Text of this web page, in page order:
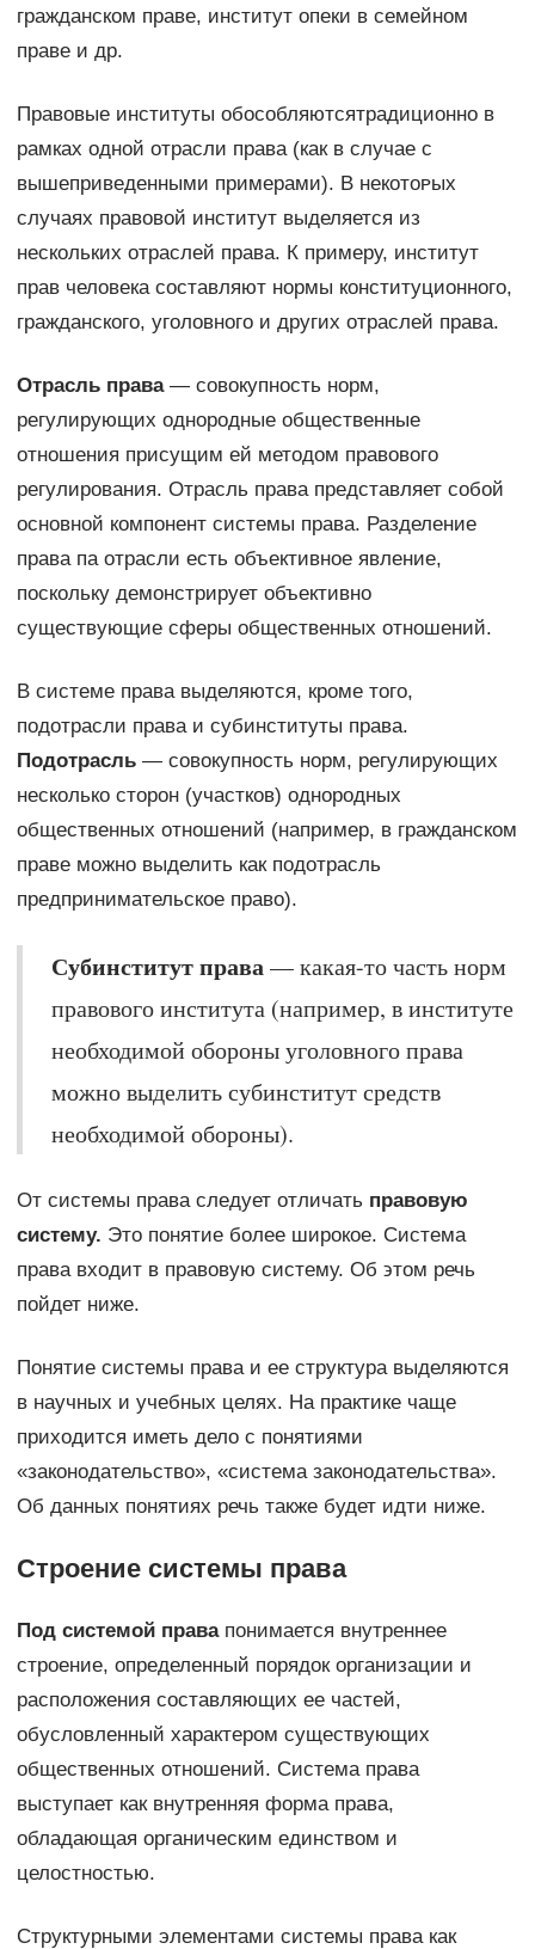
гражданском праве, институт опеки в семейном
праве и др.
Правовые институты обособляютсятрадиционно в
рамках одной отрасли права (как в случае с
вышеприведенными примерами). В некᴏᴛᴏᴩых
случаях правовой институт выделяется из
нескольких отраслей права. К примеру, институт
прав человека составляют нормы конституционного,
гражданского, уголовного и других отраслей права.
Отрасль права— совокупность норм,
регулирующих однородные общественные
отношения присущим ей методом правового
регулирования. Отрасль права представляет собой
основной компонент системы права. Разделение
права па отрасли есть объективное явление,
поскольку демонстрирует объективно
существующие сферы общественных отношений.
В системе права выделяются, кроме того,
подотрасли права и субинституты права.
Подотрасль— совокупность норм, регулирующих
несколько сторон (участков) однородных
общественных отношений (например, в гражданском
праве можно выделить как подотрасль
предпринимательское право).
Субинститут права— какая-то часть норм
правового института (например, в институте
необходимой обороны уголовного права
можно выделить субинститут средств
необходимой обороны).
От системы права следует отличать правовую
систему. Это понятие более широкое. Система
права входит в правовую систему. Об ϶ᴛᴏм речь
пойдет ниже.
Понятие системы права и ее структура выделяются
в научных и учебных целях. На практике чаще
приходится иметь дело с понятиями
«законодательство», «система законодательства».
Об данных понятиях речь также будет идти ниже.
Строение системы права
Под системой правапонимается внутреннее
строение, определенный порядок организации и
расположения составляющих ее частей,
обусловленный характером существующих
общественных отношений. Система права
выступает как внутренняя форма права,
обладающая органическим единством и
целостностью.
Структурными элементами системы права как